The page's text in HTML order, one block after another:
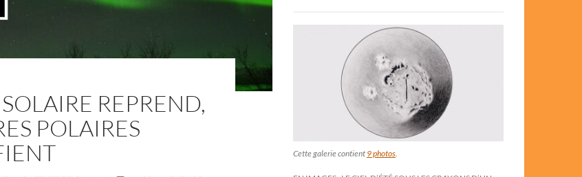
SOLAIRE REPREND,
POLAIRES
Cette galerie contient 9 photos